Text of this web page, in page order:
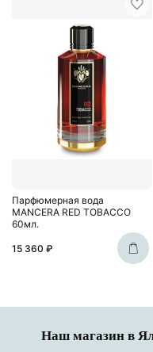
Парфюмерная вода
MANCERA RED TOBACCO
60мл.
15 360 ₽
Наш магазин в